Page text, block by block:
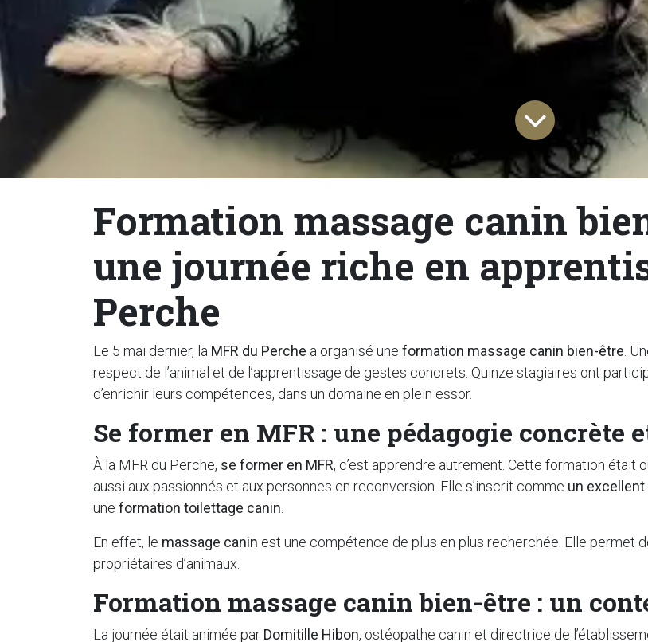
Formation massage canin
une journée riche en
Perche
Le 5 mai dernier, la MFR du Perche a organisé une formation massage canin bien-être .
respect de l’animal et de l’apprentissage de gestes concrets. Quinze stagiaires ont
d’enrichir leurs compétences, dans un domaine en plein essor.
Se former en MFR : une pédagogie concrète
À la MFR du Perche, se former en MFR, c’est apprendre autrement. Cette formation était
aussi aux passionnés et aux personnes en reconversion. Elle s’inscrit comme un
une formation toilettage canin
En effet, le massage canin est une compétence de plus en plus recherchée. Elle permet
propriétaires d’animaux.
Formation massage canin bien-être : un
La journée était animée par Domitille Hibon, ostéopathe canin et directrice de